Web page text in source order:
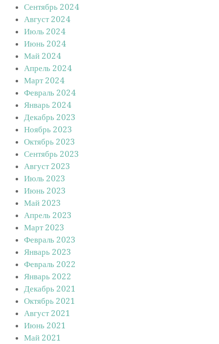
Сентябрь 2024
Август 2024
Июль 2024
Июнь 2024
Май 2024
Апрель 2024
Март 2024
Февраль 2024
Январь 2024
Декабрь 2023
Ноябрь 2023
Октябрь 2023
Сентябрь 2023
Август 2023
Июль 2023
Июнь 2023
Май 2023
Апрель 2023
Март 2023
Февраль 2023
Январь 2023
Февраль 2022
Январь 2022
Декабрь 2021
Октябрь 2021
Август 2021
Июнь 2021
Май 2021